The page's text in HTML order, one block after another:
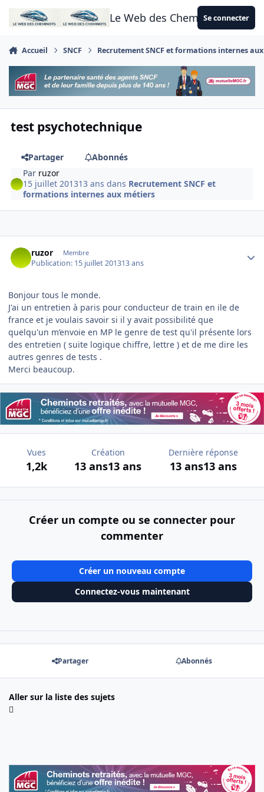
Aller au contenu
Le Web des CheminotsSe connecter
Accueil SNCF Recrutement SNCF et formations internes
test psychotechnique
Partager
Abonnés
Par ruzor
15 juillet 201313 ans dans Recrutement SNCF et
formations internes aux métiers
ruzor Membre
Publication: 15 juillet 201313 ans
Bonjour tous le monde.
J'ai un entretien à paris pour conducteur de train en ile de
france et je voulais savoir si il y avait possibilité que
quelqu'un m’envoie en MP le genre de test qu'il présente lors
des entretien ( suite logique chiffre, lettre ) et de me dire les
autres genres de tests .
Merci beaucoup.
Vues
1,2k
Création
13 ans13 ans
Dernière réponse
13 ans13 ans
Créer un compte ou se connecter pour
commenter
Créer un nouveau compte
Connectez-vous maintenant
Partager Abonnés
Aller sur la liste des sujets